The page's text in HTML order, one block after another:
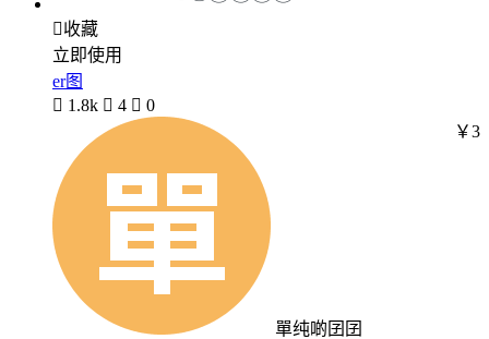
收藏
立即使用
er图
 1.8k  4  0
單纯啲囝囝
￥3